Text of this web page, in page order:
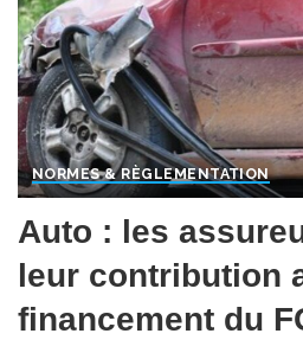
NORMES & RÈGLEMENTATION
Auto : les
leur contribution
financement du